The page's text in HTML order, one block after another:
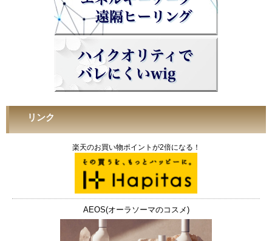
リンク
楽天のお買い物ポイントが2倍になる！
AEOS(オーラソーマのコスメ)